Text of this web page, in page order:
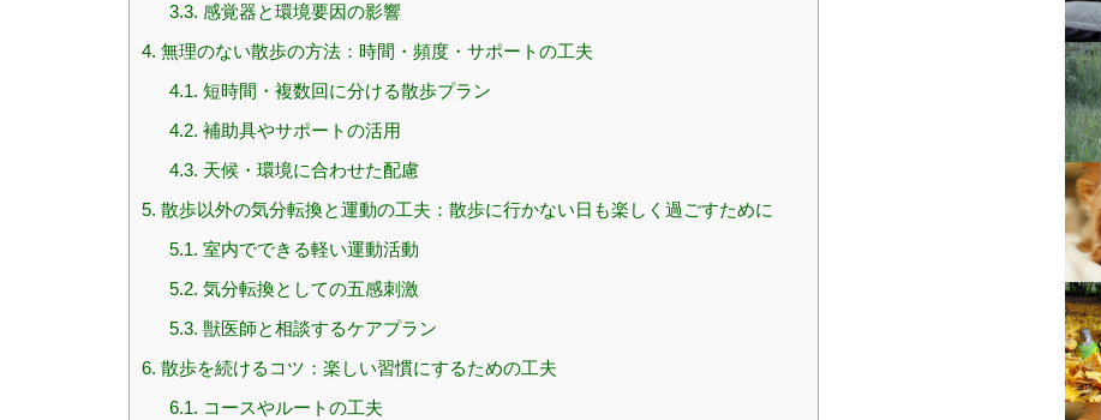
3.3. 感覚器と環境要因の影響
4. 無理のない散歩の方法：時間・頻度・サポートの工夫
4.1. 短時間・複数回に分ける散歩プラン
4.2. 補助具やサポートの活用
4.3. 天候・環境に合わせた配慮
5. 散歩以外の気分転換と運動の工夫：散歩に行かない日も楽しく過ごすために
5.1. 室内でできる軽い運動活動
5.2. 気分転換としての五感刺激
5.3. 獣医師と相談するケアプラン
6. 散歩を続けるコツ：楽しい習慣にするための工夫
6.1. コースやルートの工夫